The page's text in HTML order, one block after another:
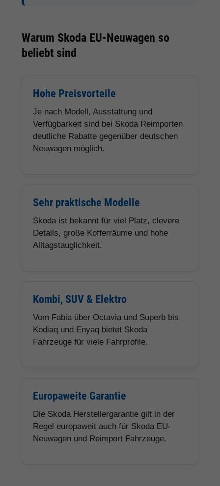
Warum Skoda EU-Neuwagen so
beliebt sind
Hohe Preisvorteile
Je nach Modell, Ausstattung und
Verfügbarkeit sind bei Skoda Reimporten
deutliche Rabatte gegenüber deutschen
Neuwagen möglich.
Sehr praktische Modelle
Skoda ist bekannt für viel Platz, clevere
Details, große Kofferräume und hohe
Alltagstauglichkeit.
Kombi, SUV & Elektro
Vom Fabia über Octavia und Superb bis
Kodiaq und Enyaq bietet Skoda
Fahrzeuge für viele Fahrprofile.
Europaweite Garantie
Die Skoda Herstellergarantie gilt in der
Regel europaweit auch für Skoda EU-
Neuwagen und Reimport Fahrzeuge.